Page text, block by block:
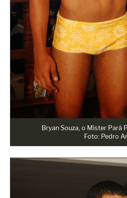
Bryan Souza, o Mister Pará
Foto: Pedro